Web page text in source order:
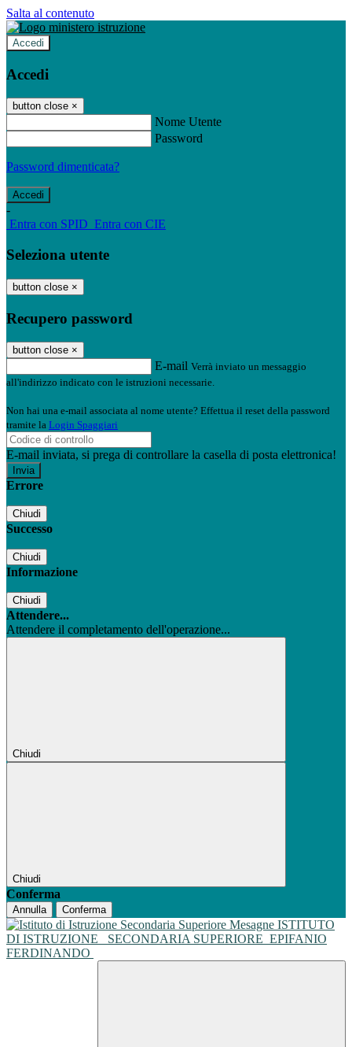
Salta al contenuto
Accedi
Accedi
button close ×
Nome Utente
Password
Password dimenticata?
-
Entra con SPID Entra con CIE
Seleziona utente
button close ×
Recupero password
button close ×
E-mail Verrà inviato un messaggio
all'indirizzo indicato con le istruzioni necessarie.
Non hai una e-mail associata al nome utente? Effettua il reset della password
tramite la Login Spaggiari
E-mail inviata, si prega di controllare la casella di posta elettronica!
Errore
Chiudi
Successo
Chiudi
Informazione
Chiudi
Attendere...
Attendere il completamento dell'operazione...
Chiudi
Chiudi
Conferma
Annulla Conferma
ISTITUTO
DI ISTRUZIONE
SECONDARIA SUPERIORE EPIFANIO
FERDINANDO